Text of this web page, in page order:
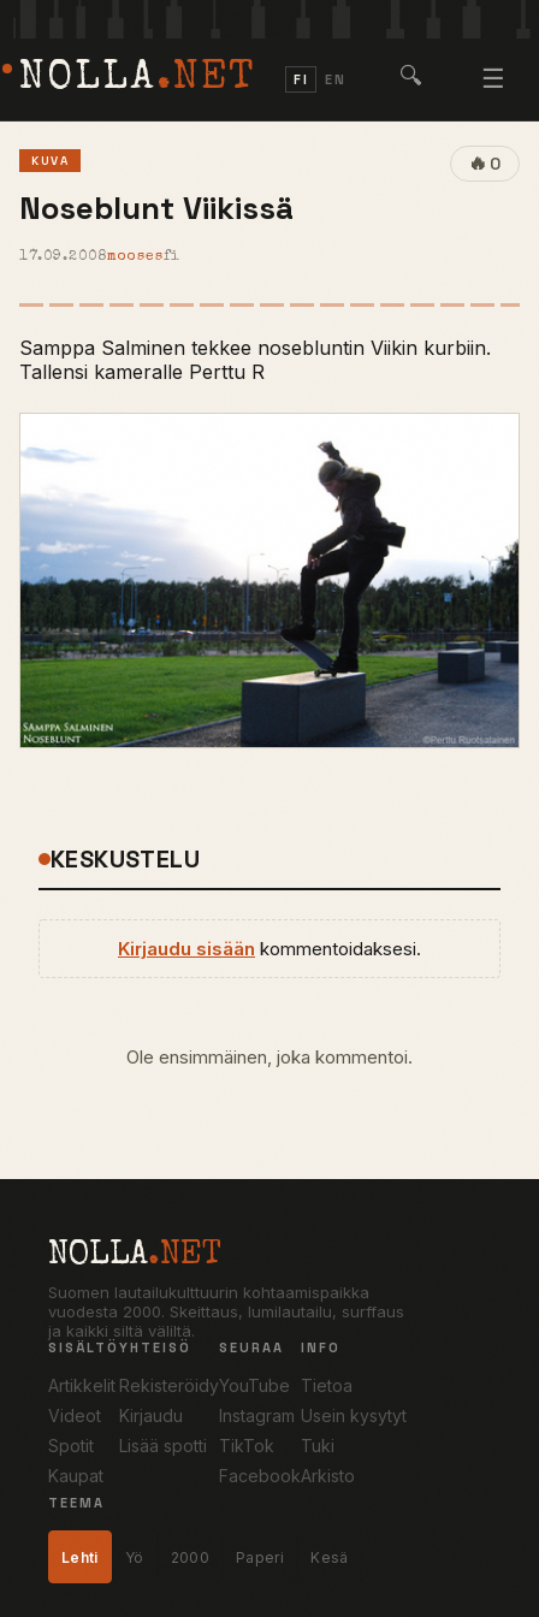
NOLLA.NET FI EN 🔍 ☰
🔥 0
KUVA
Noseblunt Viikissä
17.09.2008moosesfi
Samppa Salminen tekkee nosebluntin Viikin kurbiin.
Tallensi kameralle Perttu R
KESKUSTELU
Kirjaudu sisään kommentoidaksesi.
Ole ensimmäinen, joka kommentoi.
NOLLA.NET
Suomen lautailukulttuurin kohtaamispaikka
vuodesta 2000. Skeittaus, lumilautailu, surffaus
ja kaikki siltä väliltä.
SISÄLTÖ
Artikkelit
Videot
Spotit
Kaupat
YHTEISÖ
Rekisteröidy
Kirjaudu
Lisää spotti
SEURAA
YouTube
Instagram
TikTok
Facebook
INFO
Tietoa
Usein kysytyt
Tuki
Arkisto
TEEMA
Lehti Yö 2000 Paperi Kesä